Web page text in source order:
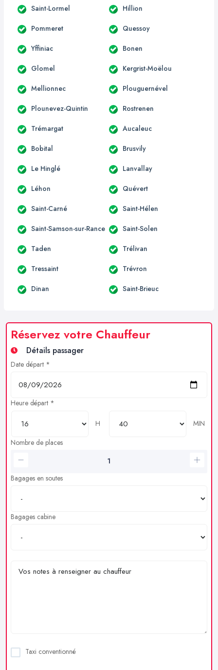
Saint-Lormel Hillion
Pommeret Quessoy
Yffiniac Bonen
Glomel Kergrist-Moëlou
Mellionnec Plouguernével
Plounevez-Quintin Rostrenen
Trémargat Aucaleuc
Bobital Brusvily
Le Hinglé Lanvallay
Léhon Quévert
Saint-Carné Saint-Hélen
Saint-Samson-sur-Rance Saint-Solen
Taden Trélivan
Tressaint Trévron
Dinan Saint-Brieuc
Réservez votre Chauffeur
Détails passager
Date départ *
Heure départ *
H
MIN
Nombre de places
Bagages en soutes
Bagages cabine
Taxi conventionné